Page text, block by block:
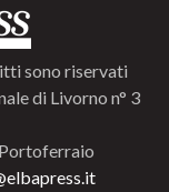
sono riservati
di Livorno n° 3
Portoferraio